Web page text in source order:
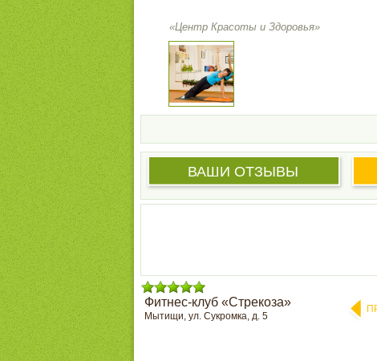
«Центр Красоты и Здоровья»
ВАШИ ОТЗЫВЫ
Фитнес-клуб «Стрекоза»
Мытищи, ул. Сукромка, д. 5